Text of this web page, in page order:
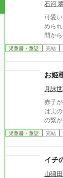
石河
可愛
めら
間から
フェ
まい
突然
とは
とに決めました。
てほ
を削る行為で
せに
絵は
児童書・童話 完結
お姫
月詠
赤子
は実
の繋
年。
に行
児童書・童話 完結
イチ
山碕